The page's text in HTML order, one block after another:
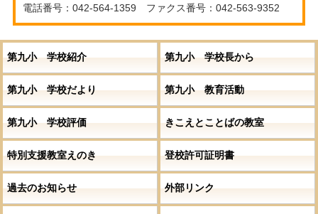
電話番号：042-564-1359 ファクス番号：042-563-9352
第九小 学校紹介 第九小 学校長から
第九小 学校だより 第九小 教育活動
第九小 学校評価 きこえとことばの教室
特別支援教室えのき 登校許可証明書
過去のお知らせ 外部リンク